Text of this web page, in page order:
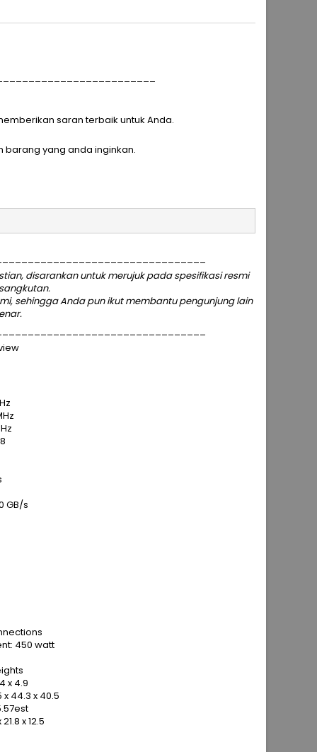
saran terbaik untuk Anda.
barang yang anda inginkan.
disarankan untuk merujuk pada spesifikasi resmi
, sehingga Anda pun ikut membantu pengunjung lain
GB/s
450 watt
x 4.9
44.3 x 40.5
x 12.5